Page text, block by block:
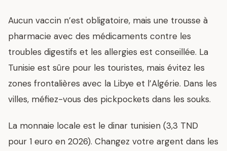
Aucun vaccin n’est obligatoire, mais une trousse à
pharmacie avec des médicaments contre les
troubles digestifs et les allergies est conseillée. La
Tunisie est sûre pour les touristes, mais évitez les
zones frontalières avec la Libye et l’Algérie. Dans les
villes, méfiez-vous des pickpockets dans les souks.
La monnaie locale est le dinar tunisien (3,3 TND
pour 1 euro en 2026). Changez votre argent dans les